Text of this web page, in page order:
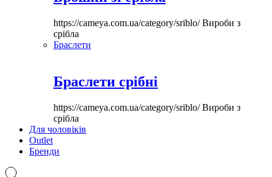
https://cameya.com.ua/category/sriblo/Вироби з
срібла
Браслети
Браслети срібні
https://cameya.com.ua/category/sriblo/Вироби з
срібла
Для чоловіків
Outlet
Бренди